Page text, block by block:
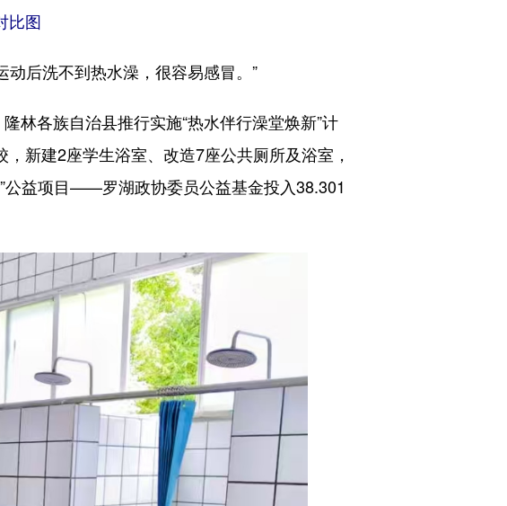
比图
后洗不到热水澡，很容易感冒。”
各族自治县推行实施“热水伴行澡堂焕新”计
新建2座学生浴室、改造7座公共厕所及浴室，
公益项目——罗湖政协委员公益基金投入38.301